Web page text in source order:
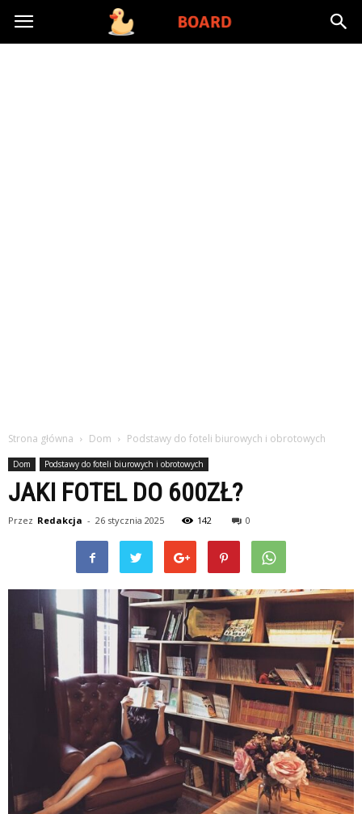
Toysboard.pl
Strona główna Dom Podstawy do foteli biurowych i obrotowych
Dom Podstawy do foteli biurowych i obrotowych
JAKI FOTEL DO 600ZŁ?
Przez Redakcja - 26 stycznia 2025 142 0